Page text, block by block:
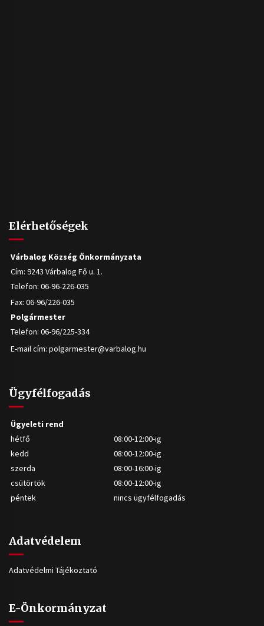
Elérhetőségek
Várbalog Község Önkormányzata
Cím: 9243 Várbalog Fő u. 1.
Telefon: 06-96-226-035
Fax: 06-96/226-035
Polgármester
Telefon: 06-96/225-334
E-mail cím: polgarmester@varbalog.hu
Ügyfélfogadás
Ügyeleti rend
hétfő
08:00-12:00-ig
kedd
08:00-12:00-ig
szerda
08:00-16:00-ig
csütörtök
08:00-12:00-ig
péntek
nincs ügyfélfogadás
Adatvédelem
Adatvédelmi Tájékoztató
E-Önkormányzat